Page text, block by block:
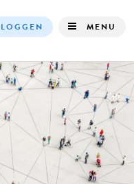
navigation
MENU